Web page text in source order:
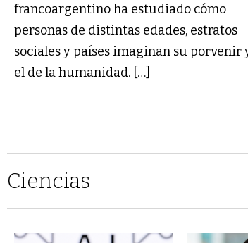
francoargentino ha estudiado cómo
personas de distintas edades, estratos
sociales y países imaginan su porvenir
el de la humanidad. […]
Ciencias